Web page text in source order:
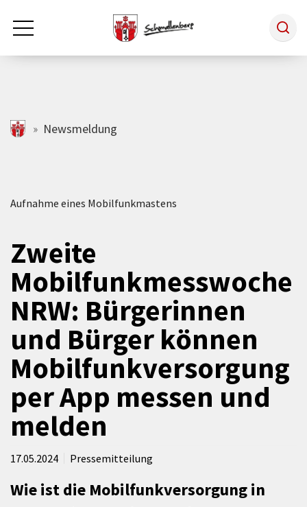
Zum Hauptinhalt springen
Rathaus & Politik
Tourismus
Freizeit & Kultur
Wirtschaft
schmallenberg.de
Newsmeldung
Aufnahme eines Mobilfunkmastens
Zweite
Mobilfunkmesswoche
NRW: Bürgerinnen
und Bürger können
Mobilfunkversorgung
per App messen und
melden
17.05.2024 Pressemitteilung
Wie ist die Mobilfunkversorgung in